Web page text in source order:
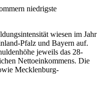
niedrigste
wiesen im Jahr
Pfalz und Bayern auf.
jeweils das 28-
Nettoeinkommens. Die
Mecklenburg-